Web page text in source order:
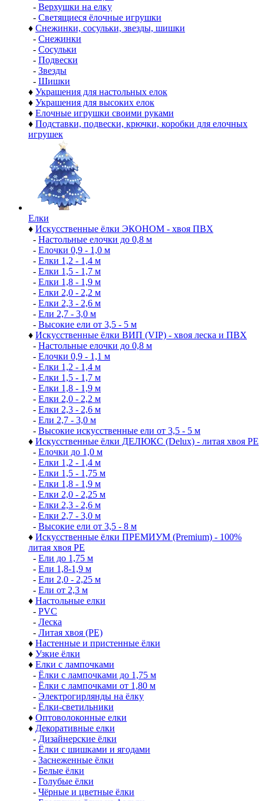
- Верхушки на елку
- Светящиеся ёлочные игрушки
♦ Снежинки, сосульки, звезды, шишки
- Снежинки
- Сосульки
- Подвески
- Звезды
- Шишки
♦ Украшения для настольных елок
♦ Украшения для высоких елок
♦ Елочные игрушки своими руками
♦ Подставки, подвески, крючки, коробки для елочных
игрушек
Елки
♦ Искусственные ёлки ЭКОНОМ - хвоя ПВХ
- Настольные елочки до 0,8 м
- Елочки 0,9 - 1,0 м
- Елки 1,2 - 1,4 м
- Елки 1,5 - 1,7 м
- Елки 1,8 - 1,9 м
- Елки 2,0 - 2,2 м
- Елки 2,3 - 2,6 м
- Ели 2,7 - 3,0 м
- Высокие ели от 3,5 - 5 м
♦ Искусственные ёлки ВИП (VIP) - хвоя леска и ПВХ
- Настольные елочки до 0,8 м
- Елочки 0,9 - 1,1 м
- Елки 1,2 - 1,4 м
- Елки 1,5 - 1,7 м
- Елки 1,8 - 1,9 м
- Елки 2,0 - 2,2 м
- Елки 2,3 - 2,6 м
- Ели 2,7 - 3,0 м
- Высокие искусственные ели от 3,5 - 5 м
♦ Искусственные ёлки ДЕЛЮКС (Delux) - литая хвоя РЕ
- Елочки до 1,0 м
- Елки 1,2 - 1,4 м
- Елки 1,5 - 1,75 м
- Елки 1,8 - 1,9 м
- Елки 2,0 - 2,25 м
- Елки 2,3 - 2,6 м
- Елки 2,7 - 3,0 м
- Высокие ели от 3,5 - 8 м
♦ Искусственные ёлки ПРЕМИУМ (Premium) - 100%
литая хвоя РЕ
- Ели до 1,75 м
- Ели 1,8-1,9 м
- Ели 2,0 - 2,25 м
- Ели от 2,3 м
♦ Настольные елки
- PVC
- Леска
- Литая хвоя (РЕ)
♦ Настенные и пристенные ёлки
♦ Узкие ёлки
♦ Елки с лампочками
- Ёлки с лампочками до 1,75 м
- Ёлки с лампочками от 1,80 м
- Электрогирлянды на ёлку
- Ёлки-светильники
♦ Оптоволоконные елки
♦ Декоративные елки
- Дизайнерские ёлки
- Ёлки с шишками и ягодами
- Заснеженные ёлки
- Белые ёлки
- Голубые ёлки
- Чёрные и цветные ёлки